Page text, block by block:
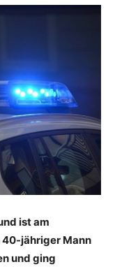
ist am
40-jähriger Mann
und ging